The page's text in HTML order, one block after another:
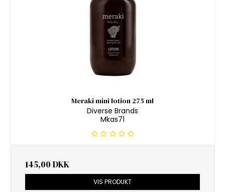
Meraki mini lotion 275 ml
Diverse Brands
Mkas71
145,00 DKK
VIS PRODUKT